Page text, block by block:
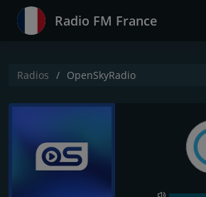
Radio FM France
Radios OpenSkyRadio